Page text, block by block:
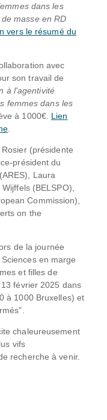
dans les
masse en RD
vers le résumé du
avec
son travail de
à l'agentivité
femmes dans les
à 1000€. Lien
(présidente
président du
Laura
(BELSPO),
Commission),
on the
de la journée
en marge
et filles de
février 2025 dans
à 1000 Bruxelles) et
chaleureusement
vifs
recherche à venir.